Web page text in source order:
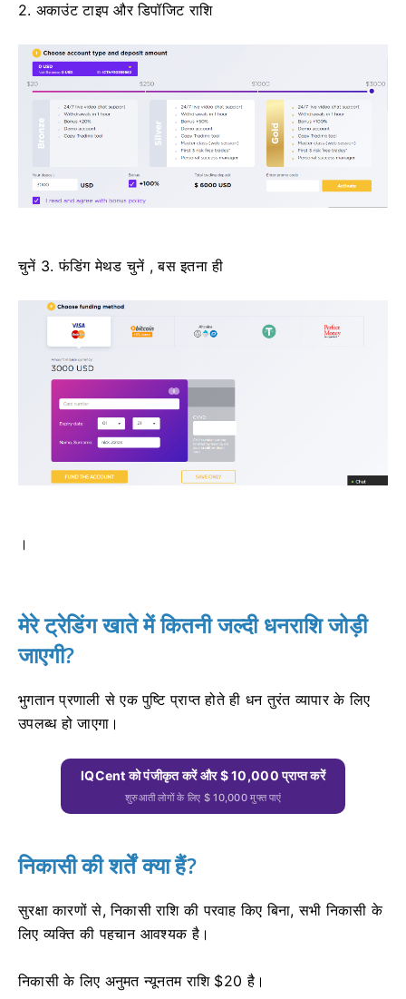
2. अकाउंट टाइप और डिपॉजिट राशि
चुनें 3. फंडिंग मेथड चुनें , बस इतना ही
।
मेरे ट्रेडिंग खाते में कितनी जल्दी धनराशि जोड़ी
जाएगी?
भुगतान प्रणाली से एक पुष्टि प्राप्त होते ही धन तुरंत व्यापार के लिए
उपलब्ध हो जाएगा।
IQCent को पंजीकृत करें और $ 10,000 प्राप्त करें
शुरुआती लोगों के लिए $ 10,000 मुफ्त पाएं
निकासी की शर्तें क्या हैं?
सुरक्षा कारणों से, निकासी राशि की परवाह किए बिना, सभी निकासी के
लिए व्यक्ति की पहचान आवश्यक है।
निकासी के लिए अनुमत न्यूनतम राशि $20 है।